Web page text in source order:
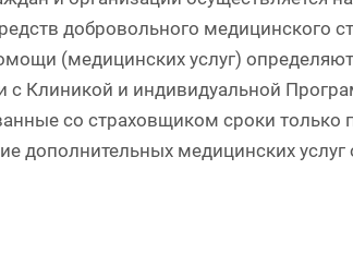
добровольного медицинского
(медицинских услуг)
с Клиникой и индивидуальной
со страховщиком сроки только
дополнительных медицинских услуг